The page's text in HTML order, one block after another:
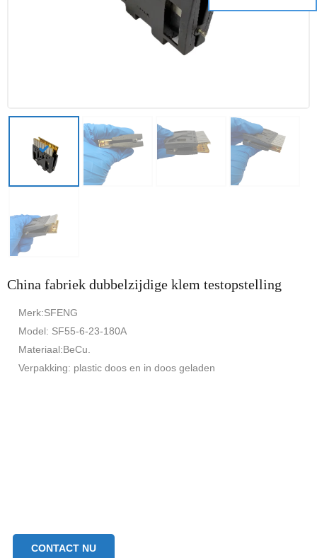
China fabriek dubbelzijdige klem testopstelling
Merk:SFENG
Model: SF55-6-23-180A
Materiaal:BeCu.
Verpakking: plastic doos en in doos geladen
CONTACT NU